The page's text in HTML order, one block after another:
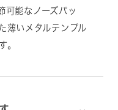
可能なノーズパッ
薄いメタルテンプル
。